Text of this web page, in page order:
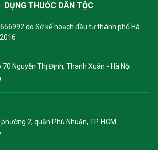
DỤNG THUỐC DÂN TỘC
do Sở kế hoạch đầu tư thành phố Hà
Nguyễn Thị Định, Thanh Xuân - Hà Nội
2, quận Phú Nhuận, TP. HCM